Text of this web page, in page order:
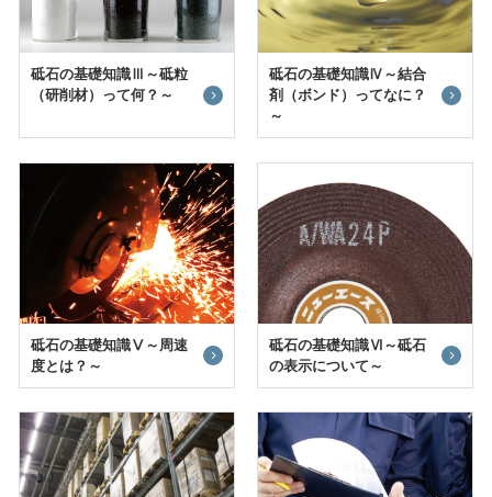
砥石の基礎知識Ⅲ～砥粒
（研削材）って何？～
砥石の基礎知識Ⅳ～結合
剤（ボンド）ってなに？
～
砥石の基礎知識Ⅴ～周速
度とは？～
砥石の基礎知識Ⅵ～砥石
の表示について～